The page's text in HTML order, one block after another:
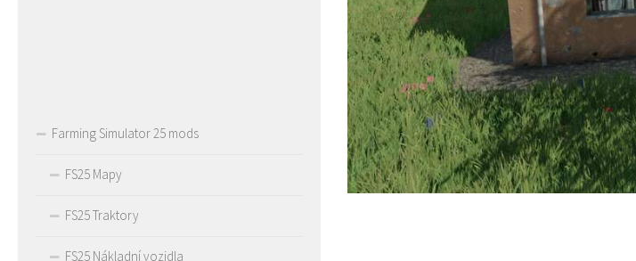
Farming Simulator 25 mods
FS25 Mapy
FS25 Traktory
FS25 Nákladní vozidla